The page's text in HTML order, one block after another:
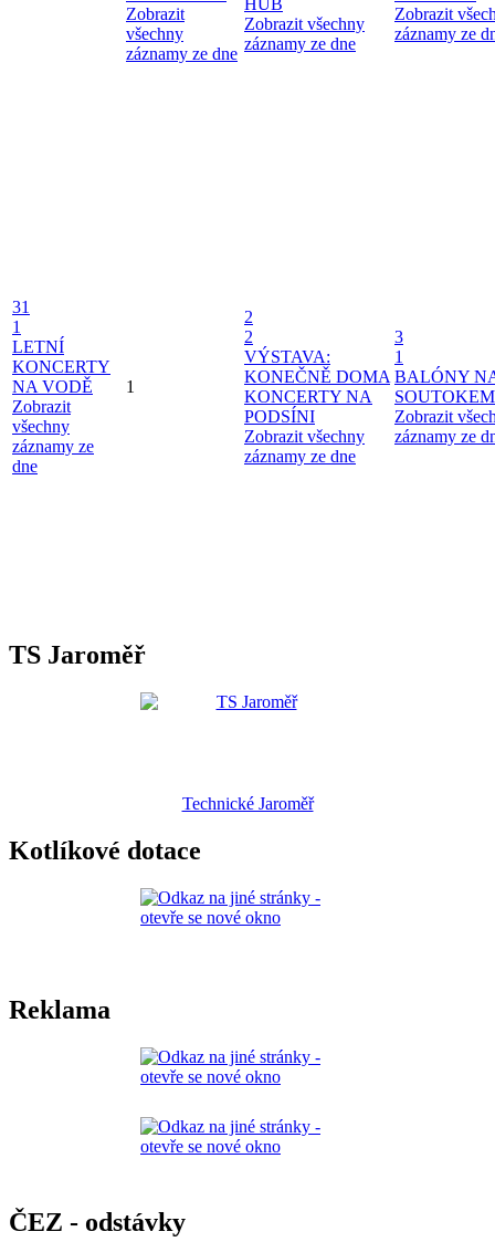
Zobrazit
všechny
záznamy ze dne
Zobrazit všechny
záznamy ze dne
Zobrazit
záznamy ze
31
1
LETNÍ
KONCERTY
NA VODĚ
Zobrazit
všechny
záznamy ze
dne
1
2
2
VÝSTAVA:
KONEČNĚ DOMA
KONCERTY NA
PODSÍNI
Zobrazit všechny
záznamy ze dne
3
1
BALÓNY
SOUTOKEM
Zobrazit
záznamy ze
TS Jaroměř
Technické Jaroměř
Kotlíkové dotace
Reklama
ČEZ - odstávky